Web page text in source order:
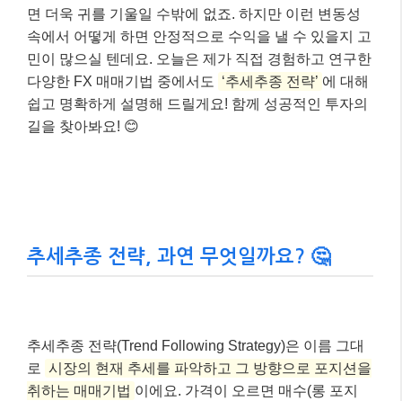
면 더욱 귀를 기울일 수밖에 없죠. 하지만 이런 변동성
속에서 어떻게 하면 안정적으로 수익을 낼 수 있을지 고
민이 많으실 텐데요. 오늘은 제가 직접 경험하고 연구한
다양한 FX 매매기법 중에서도
‘추세추종 전략’ 에 대해
쉽고 명확하게 설명해 드릴게요! 함께 성공적인 투자의
길을 찾아봐요! 😊
추세추종 전략, 과연 무엇일까요? 🤔
추세추종 전략(Trend Following Strategy)은 이름 그대
로 시장의 현재 추세를 파악하고 그 방향으로 포지션을
취하는 매매기법 이에요. 가격이 오르면 매수(롱 포지